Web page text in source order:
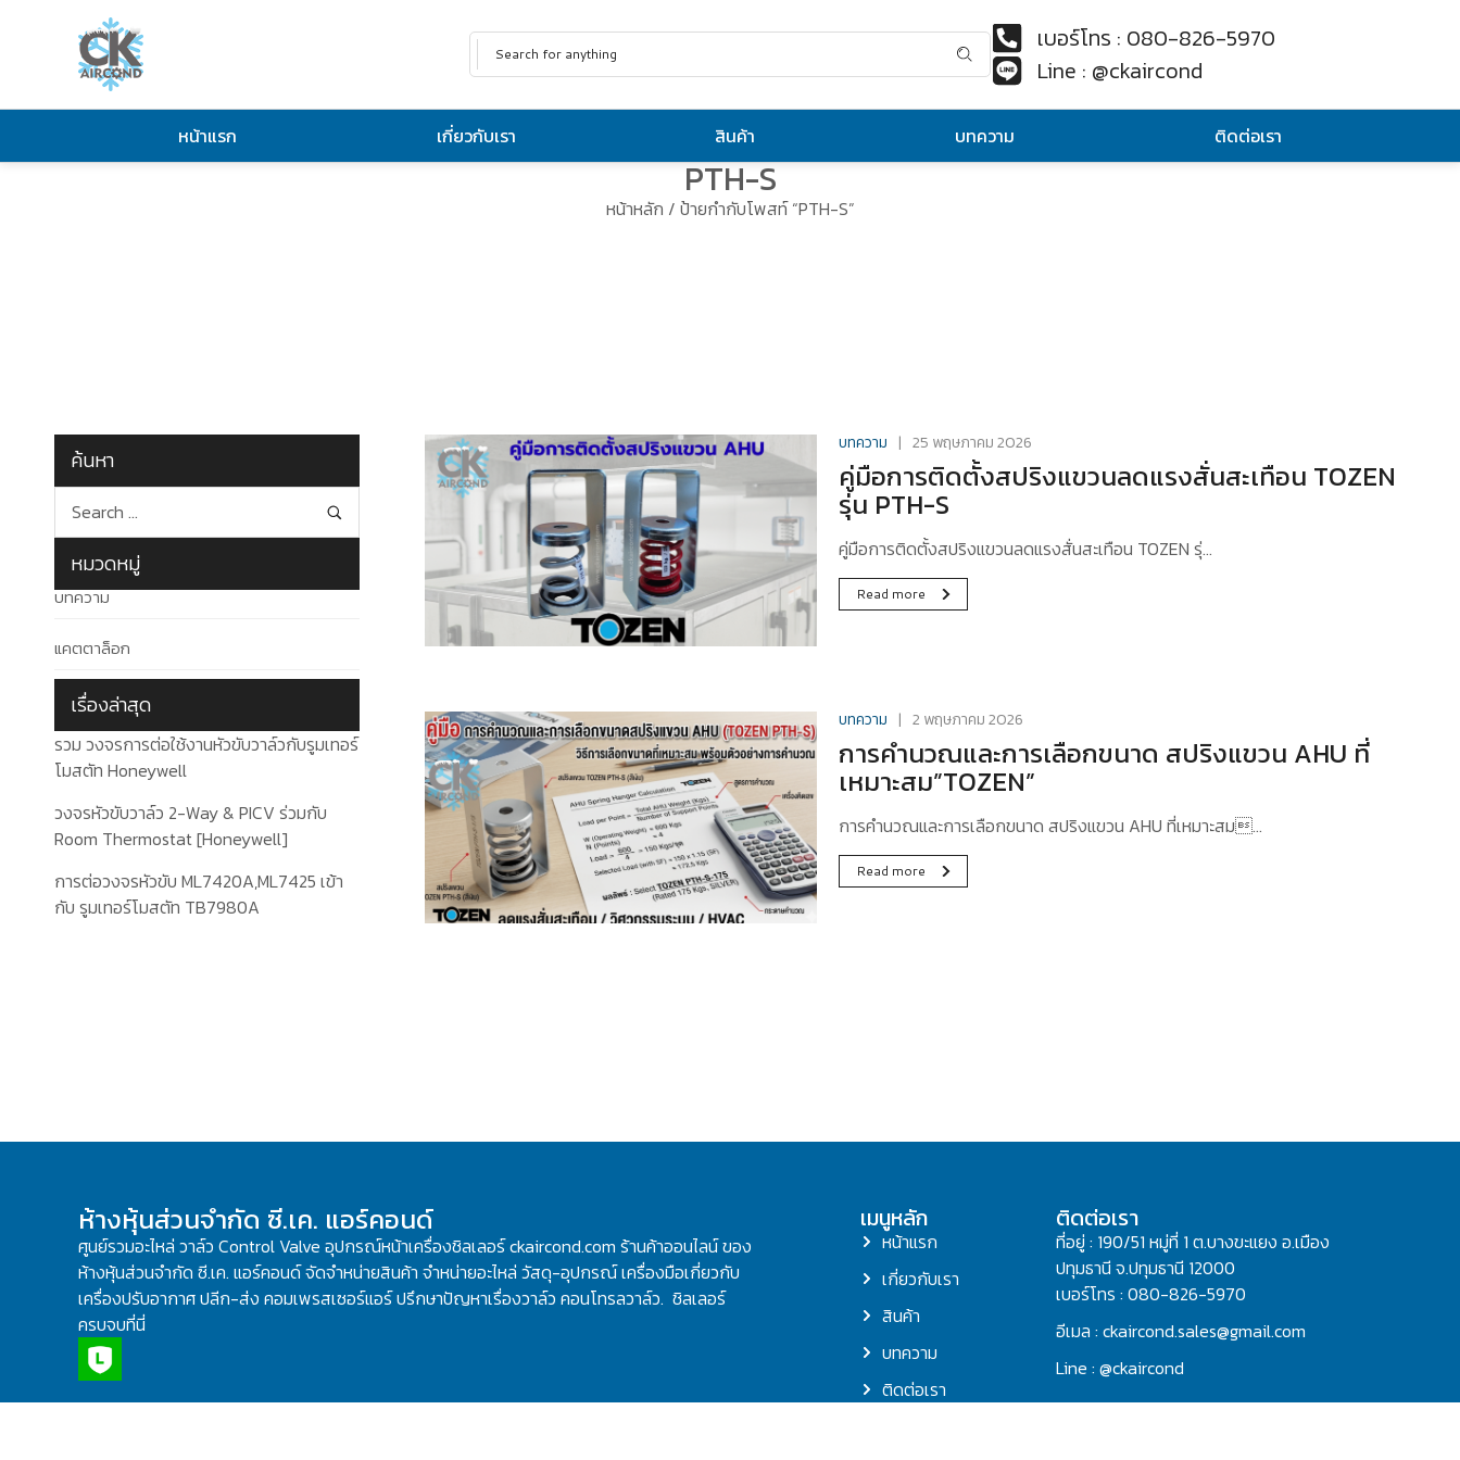
เบอร์โทร : 080-826-5970
Line : @ckaircond
หน้าแรก เกี่ยวกับเรา สินค้า บทความ ติดต่อเรา
PTH-S
หน้าหลัก / ป้ายกำกับโพสท์ “PTH-S”
ค้นหา
หมวดหมู่
บทความ
แคตตาล็อก
เรื่องล่าสุด
รวม วงจรการต่อใช้งานหัวขับวาล์วกับรูมเทอร์
โมสตัท Honeywell
วงจรหัวขับวาล์ว 2-Way & PICV ร่วมกับ
Room Thermostat [Honeywell]
การต่อวงจรหัวขับ ML7420A,ML7425 เข้า
กับ รูมเทอร์โมสตัท TB7980A
บทความ 25 พฤษภาคม 2026
คู่มือการติดตั้งสปริงแขวนลดแรงสั่นสะเทือน TOZEN
รุ่น PTH-S
คู่มือการติดตั้งสปริงแขวนลดแรงสั่นสะเทือน TOZEN รุ่…
Read more
บทความ 2 พฤษภาคม 2026
การคำนวณและการเลือกขนาด สปริงแขวน AHU ที่
เหมาะสม”TOZEN”
การคำนวณและการเลือกขนาด สปริงแขวน AHU ที่เหมาะสม…
Read more
ห้างหุ้นส่วนจำกัด ซี.เค. แอร์คอนด์
ศูนย์รวมอะไหล่ วาล์ว Control Valve อุปกรณ์หน้าเครื่องชิลเลอร์ ckaircond.com ร้านค้าออนไลน์ ของ
ห้างหุ้นส่วนจำกัด ซี.เค. แอร์คอนด์ จัดจำหน่ายสินค้า จำหน่ายอะไหล่ วัสดุ-อุปกรณ์ เครื่องมือเกี่ยวกับ
เครื่องปรับอากาศ ปลีก-ส่ง คอมเพรสเซอร์แอร์ ปรึกษาปัญหาเรื่องวาล์ว คอนโทรลวาล์ว. ชิลเลอร์
ครบจบที่นี่
เมนูหลัก
หน้าแรก
เกี่ยวกับเรา
สินค้า
บทความ
ติดต่อเรา
ติดต่อเรา
ที่อยู่ : 190/51 หมู่ที่ 1 ต.บางขะแยง อ.เมือง
ปทุมธานี จ.ปทุมธานี 12000
เบอร์โทร : 080-826-5970
อีเมล : ckaircond.sales@gmail.com
Line : @ckaircond